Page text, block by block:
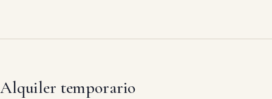
Alquiler temporario